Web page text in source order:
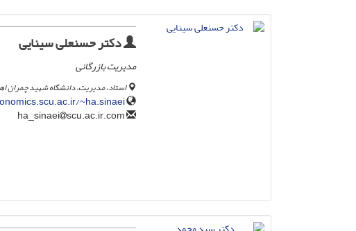
دکتر حسنعلی سینایی
مدیریت بازرگانی
استاد، مدیریت، دانشگاه شهید چمران
~ha.sinaei
scu.ac.ir.com